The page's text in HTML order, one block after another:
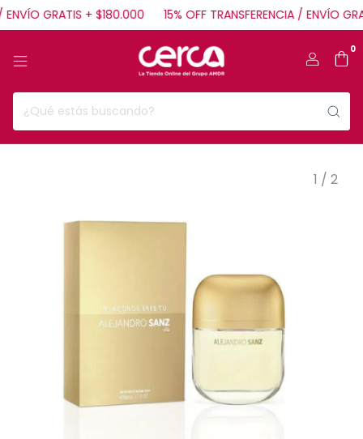
GRATIS + $180.000 15% OFF TRANSFERENCIA / ENVÍO
0
1 / 2